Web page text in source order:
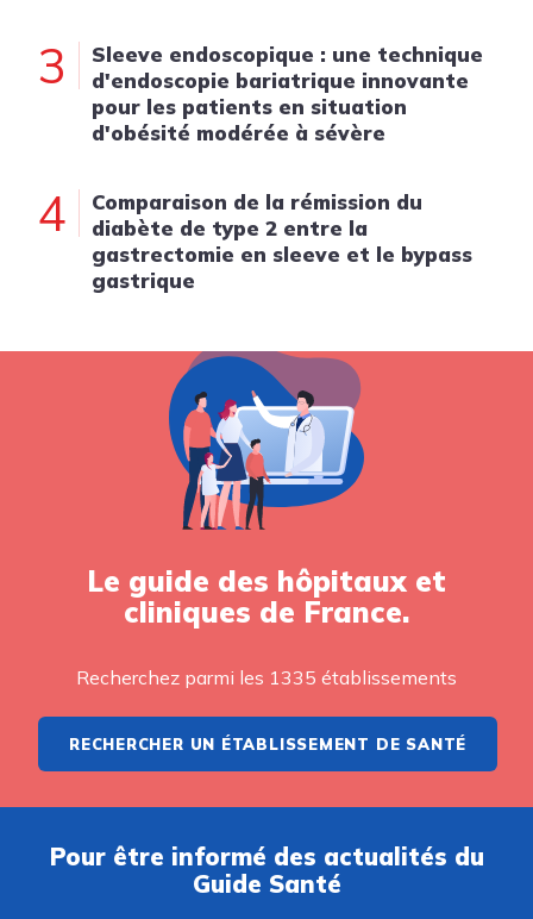
3
Sleeve endoscopique : une technique
d'endoscopie bariatrique innovante
pour les patients en situation
d'obésité modérée à sévère
4
Comparaison de la rémission du
diabète de type 2 entre la
gastrectomie en sleeve et le bypass
gastrique
Le guide des hôpitaux et
cliniques de France.
Recherchez parmi les 1335 établissements
RECHERCHER UN ÉTABLISSEMENT DE SANTÉ
Pour être informé des actualités du
Guide Santé